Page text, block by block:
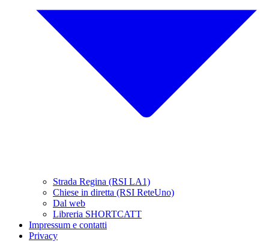
Strada Regina (RSI LA1)
Chiese in diretta (RSI ReteUno)
Dal web
Libreria SHORTCATT
Impressum e contatti
Privacy